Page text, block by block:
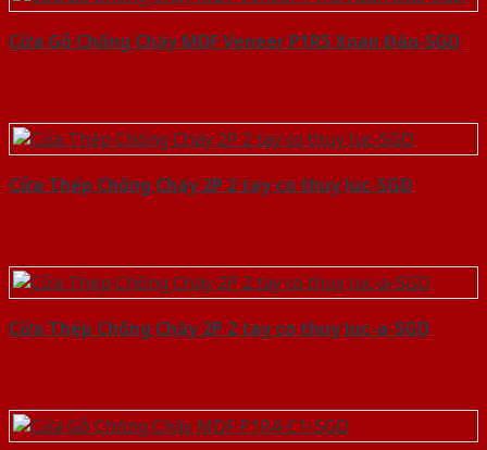
Cửa Gỗ Chống Cháy MDF Veneer P1R5 Xoan Đào-SGD
Cửa Thép Chống Cháy 2P 2 tay co thuy luc-SGD
Cửa Thép Chống Cháy 2P 2 tay co thuy luc-a-SGD